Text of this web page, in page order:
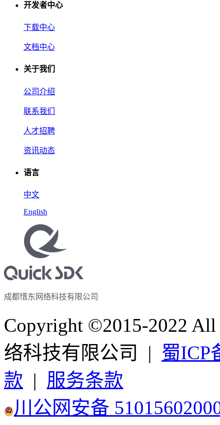
开发者中心
下载中心
文档中心
关于我们
公司介绍
联系我们
人才招聘
资讯动态
语言
中文
English
成都惜东网络科技有限公司
Copyright ©2015-2022
络科技有限公司 | 蜀ICP
款 | 服务条款
川公网安备